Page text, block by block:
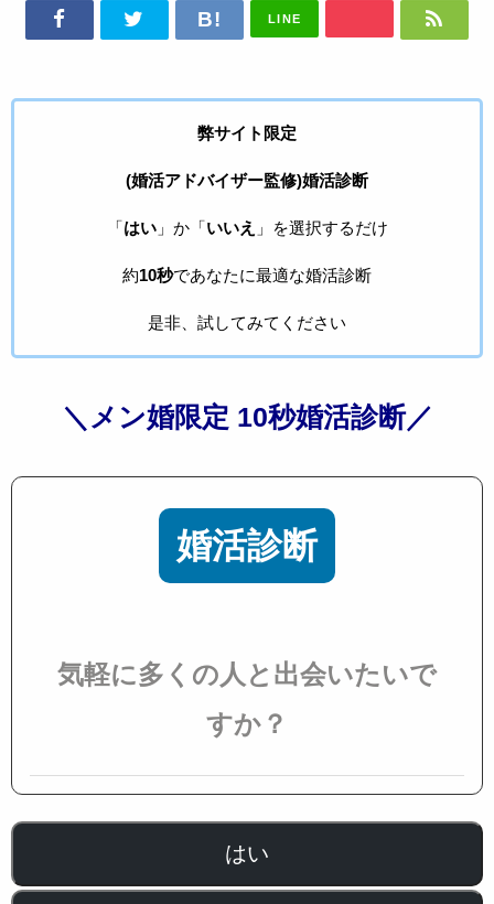
LINE
弊サイト限定
(婚活アドバイザー監修)婚活診断
「はい」か「いいえ 」を選択するだけ
約10秒であなたに最適な婚活診断
是非、試してみてください
＼メン婚限定 10秒婚活診断／
婚活診断
気軽に多くの人と出会いたいで
すか？
はい